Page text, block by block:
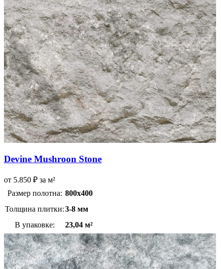
Devine Mushroon Stone
от 5.850 ₽ за м²
Размер полотна: 800х400
Толщина плитки:3-8 мм
В упаковке:
23,04 м²